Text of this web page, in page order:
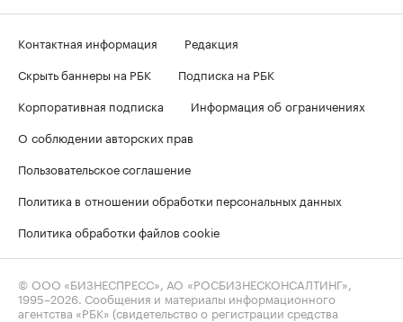
Контактная информация
Редакция
Скрыть баннеры на РБК
Подписка на РБК
Корпоративная подписка
Информация об ограничениях
О соблюдении авторских прав
Пользовательское соглашение
Политика в отношении обработки персональных данных
Политика обработки файлов cookie
© ООО «БИЗНЕСПРЕСС», АО «РОСБИЗНЕСКОНСАЛТИНГ»,
1995–2026. Сообщения и материалы информационного
агентства «РБК» (свидетельство о регистрации средства